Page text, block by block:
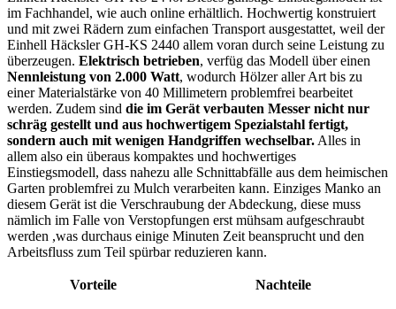
im Fachhandel, wie auch online erhältlich. Hochwertig konstruiert
und mit zwei Rädern zum einfachen Transport ausgestattet, weil der
Einhell Häcksler GH-KS 2440 allem voran durch seine Leistung zu
überzeugen. Elektrisch betrieben, verfüg das Modell über einen
Nennleistung von 2.000 Watt, wodurch Hölzer aller Art bis zu
einer Materialstärke von 40 Millimetern problemfrei bearbeitet
werden. Zudem sind die im Gerät verbauten Messer nicht nur
schräg gestellt und aus hochwertigem Spezialstahl fertigt,
sondern auch mit wenigen Handgriffen wechselbar. Alles in
allem also ein überaus kompaktes und hochwertiges
Einstiegsmodell, dass nahezu alle Schnittabfälle aus dem heimischen
Garten problemfrei zu Mulch verarbeiten kann. Einziges Manko an
diesem Gerät ist die Verschraubung der Abdeckung, diese muss
nämlich im Falle von Verstopfungen erst mühsam aufgeschraubt
werden ,was durchaus einige Minuten Zeit beansprucht und den
Arbeitsfluss zum Teil spürbar reduzieren kann.
Vorteile Nachteile